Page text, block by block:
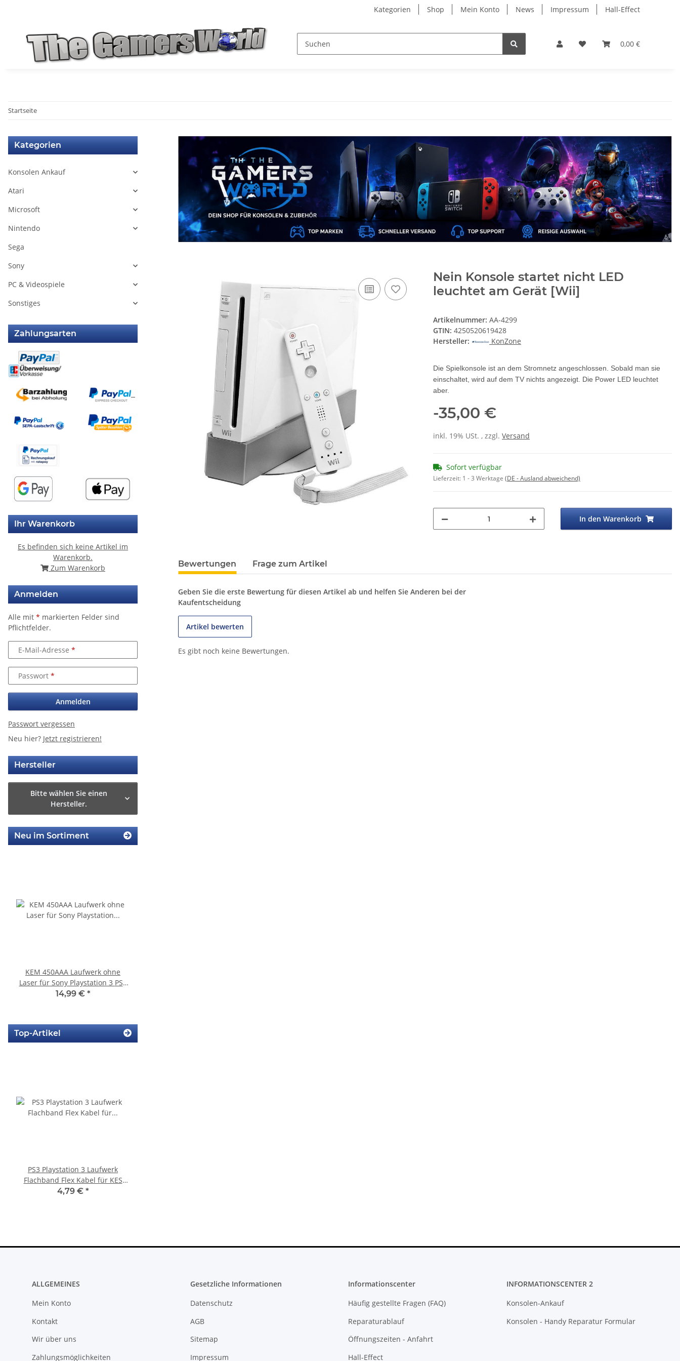
Kategorien Shop Mein Konto News Impressum Hall-Effect
0,00 €
Startseite
Nein Konsole startet nicht LED
leuchtet am Gerät [Wii]
Artikelnummer: AA-4299
GTIN: 4250520619428
Hersteller:
KonZone
Die Spielkonsole ist an dem Stromnetz angeschlossen. Sobald man sie
einschaltet, wird auf dem TV nichts angezeigt. Die Power LED leuchtet
aber.
-35,00 €
inkl. 19% USt. , zzgl. Versand
Sofort verfügbar
Lieferzeit: 1 - 3 Werktage (DE - Ausland abweichend)
In den Warenkorb
weitere Registerkarten anzeigen
Bewertungen Frage zum Artikel
Geben Sie die erste Bewertung für diesen Artikel ab und helfen Sie Anderen bei der
Kaufentscheidung
Artikel bewerten
Es gibt noch keine Bewertungen.
Kategorien
Konsolen Ankauf
Atari
Microsoft
Nintendo
Sega
Sony
PC & Videospiele
Sonstiges
Zahlungsarten
Ihr Warenkorb
Es befinden sich keine Artikel im
Warenkorb.
Zum Warenkorb
Anmelden
Alle mit * markierten Felder sind
Pflichtfelder.
E-Mail-Adresse
Passwort
Anmelden
Passwort vergessen
Neu hier? Jetzt registrieren!
Hersteller
Bitte wählen Sie einen
Hersteller.
Neu im Sortiment
KEM 450AAA Laufwerk ohne
Laser für Sony Playstation 3 PS3
Slim gebraucht
14,99 € *
Top-Artikel
PS3 Playstation 3 Laufwerk
Flachband Flex Kabel für KES
KEM 450DAA 450EAA Laser Slim
4,79 € *
ALLGEMEINES
Mein Konto
Kontakt
Wir über uns
Zahlungsmöglichkeiten
Gesetzliche Informationen
Datenschutz
AGB
Sitemap
Impressum
Informationscenter
Häufig gestellte Fragen (FAQ)
Reparaturablauf
Öffnungszeiten - Anfahrt
Hall-Effect
INFORMATIONSCENTER 2
Konsolen-Ankauf
Konsolen - Handy Reparatur Formular